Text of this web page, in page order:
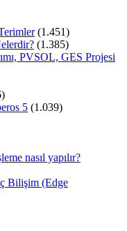
(1.451)
(1.385)
PVSOL, GES Projesi
5 (1.039)
nasıl yapılır?
Bilişim (Edge